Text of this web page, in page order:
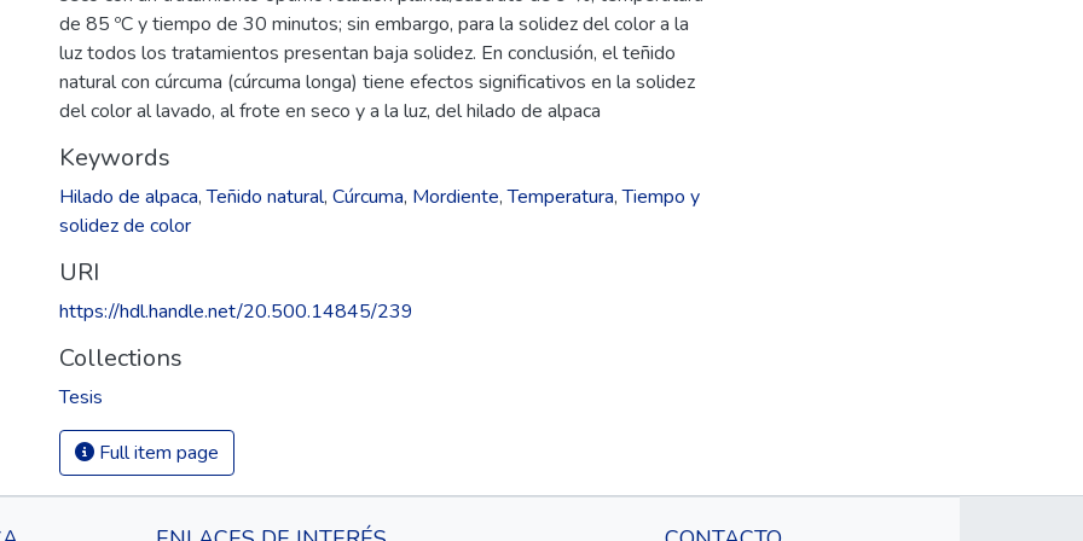
de 85 ºC y tiempo de 30 minutos; sin embargo, para la solidez del color a la
luz todos los tratamientos presentan baja solidez. En conclusión, el teñido
natural con cúrcuma (cúrcuma longa) tiene efectos significativos en la solidez
del color al lavado, al frote en seco y a la luz, del hilado de alpaca
Keywords
Hilado de alpaca,Teñido natural, Cúrcuma, Mordiente,Temperatura,Tiempo y
solidez de color
URI
https://hdl.handle.net/20.500.14845/239
Collections
Tesis
Full item page